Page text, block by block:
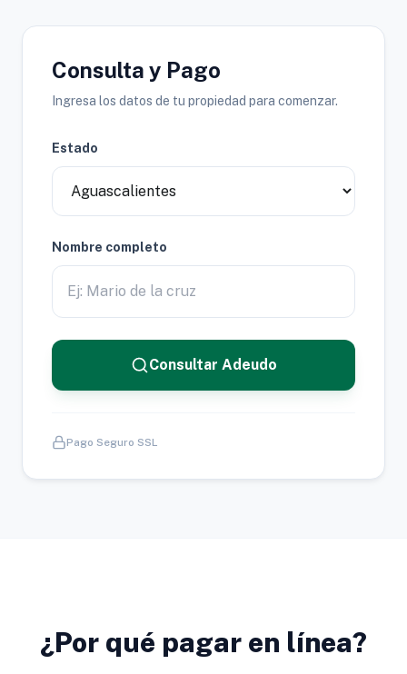
Consulta y Pago
Ingresa los datos de tu propiedad para comenzar.
Estado
Nombre completo
Consultar Adeudo
Pago Seguro SSL
¿Por qué pagar en línea?